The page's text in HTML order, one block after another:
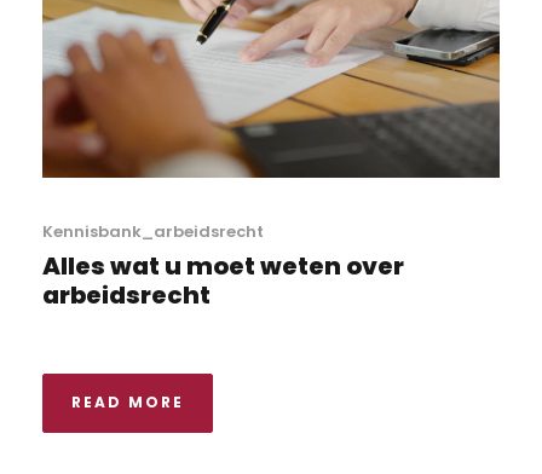
Kennisbank_arbeidsrecht
Alles wat u moet weten over
arbeidsrecht
READ MORE